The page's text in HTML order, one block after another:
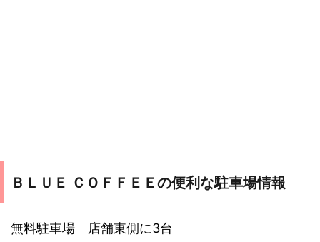
ＢＬＵＥ ＣＯＦＦＥＥの便利な駐車場情報
無料駐車場 店舗東側に3台